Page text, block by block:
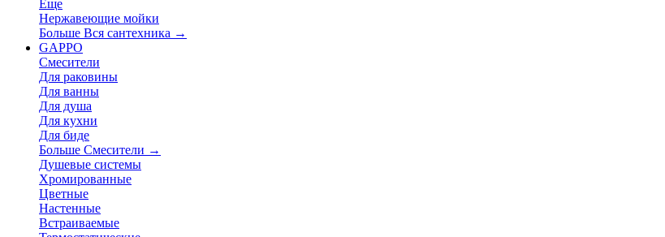
Еще
Нержавеющие мойки
Больше Вся сантехника →
GAPPO
Смесители
Для раковины
Для ванны
Для душа
Для кухни
Для биде
Больше Смесители →
Душевые системы
Хромированные
Цветные
Настенные
Встраиваемые